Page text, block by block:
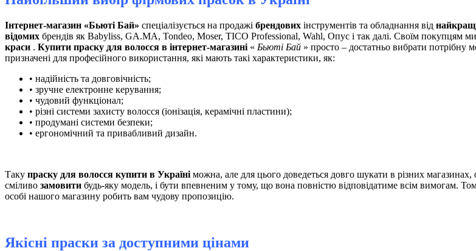
Інтернет-магазин «Бьюті Бай» спеціалізується на продажі брендових інструментів та обладнання від
відомих брендів як Babyliss, GA.MA, Tondeo, Moser, TICO Professional, Wahl, Опус і так далі. Своїм покупцям
краси . Купити праску для волосся в інтернет-магазині « Бьюті Бай » просто – достатньо вибрати потрібну
призначені для професійного використання, які мають такі характеристики, як:
• надійність та довговічність;
• зручне електронне керування;
• чудовий функціонал;
• різні системи захисту волосся (іонізація, керамічні пластини);
• продумані системи безпеки;
• ергономічний та привабливий дизайн.
Таку праску для волосся купити в Україні можна, але для цього доведеться довго шукати в різних
сміливо замовити будь-яку модель, і бути впевненим у тому, що вона повністю відповідатиме всім вимогам.
особі нашого магазину робить вам чудову пропозицію.
Якісні праски за доступними цінами